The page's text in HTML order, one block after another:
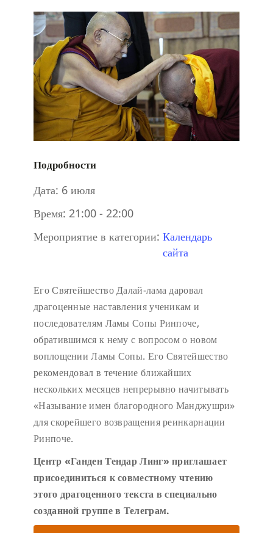
Подробности
Дата: 6 июля
Время: 21:00 - 22:00
Мероприятие в категории: Календарь
сайта
Его Святейшество Далай-лама даровал
драгоценные наставления ученикам и
последователям Ламы Сопы Ринпоче,
обратившимся к нему с вопросом о новом
воплощении Ламы Сопы. Его Святейшество
рекомендовал в течение ближайших
нескольких месяцев непрерывно начитывать
«Называние имен благородного Манджушри»
для скорейшего возвращения реинкарнации
Ринпоче.
Центр «Ганден Тендар Линг» приглашает
присоединиться к совместному чтению
этого драгоценного текста в специально
созданной группе в Телеграм.